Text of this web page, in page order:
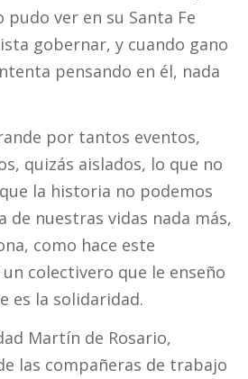
ver en su Santa Fe
gobernar, y cuando gano
pensando en él, nada
por tantos eventos,
quizás aislados, lo que no
la historia no podemos
de nuestras vidas nada más,
como hace este
colectivero que le enseño
es la solidaridad.
Martín de Rosario,
las compañeras de trabajo